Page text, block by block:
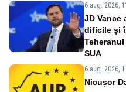
6 aug. 2026,
JD Vance
dificile și
SUA
6 aug. 2026,
Nicușor